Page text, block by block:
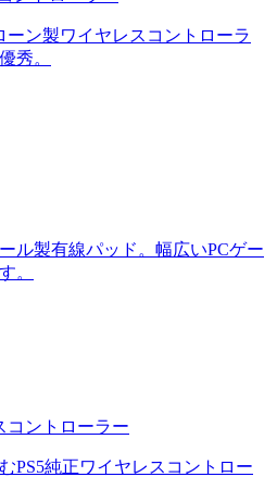
ーン製ワイヤレスコントローラ
秀。
ル製有線パッド。幅広いPCゲー
。
コントローラー
PS5純正ワイヤレスコントロー